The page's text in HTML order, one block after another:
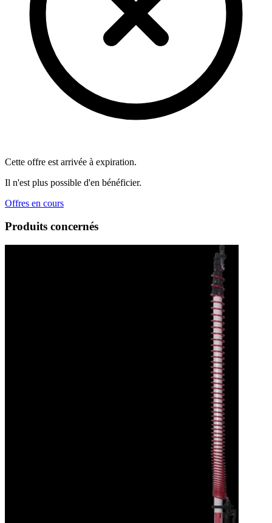
Cette offre est arrivée à expiration.
Il n'est plus possible d'en bénéficier.
Offres en cours
Produits concernés